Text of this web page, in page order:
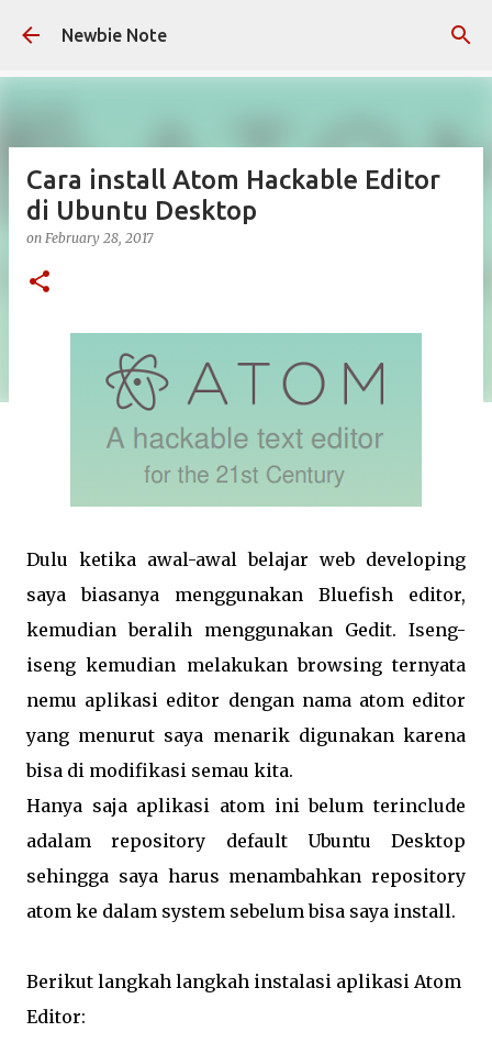
Skip to main content
Newbie Note
Cara install Atom Hackable Editor
di Ubuntu Desktop
on February 28, 2017
Dulu ketika awal-awal belajar web developing
saya biasanya menggunakan Bluefish editor,
kemudian beralih menggunakan Gedit. Iseng-
iseng kemudian melakukan browsing ternyata
nemu aplikasi editor dengan nama atom editor
yang menurut saya menarik digunakan karena
bisa di modifikasi semau kita.
Hanya saja aplikasi atom ini belum terinclude
adalam repository default Ubuntu Desktop
sehingga saya harus menambahkan repository
atom ke dalam system sebelum bisa saya install.
Berikut langkah langkah instalasi aplikasi Atom
Editor: